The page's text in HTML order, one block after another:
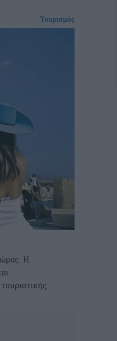
Τουρισμός
Η